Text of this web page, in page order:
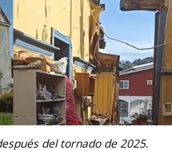
del tornado de 2025.